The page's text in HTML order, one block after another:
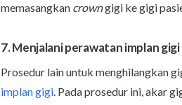
memasangkan crowngigi ke gigi
7. Menjalani perawatan implan gigi
Prosedur lain untuk menghilangkan
implan gigi. Pada prosedur ini, akar